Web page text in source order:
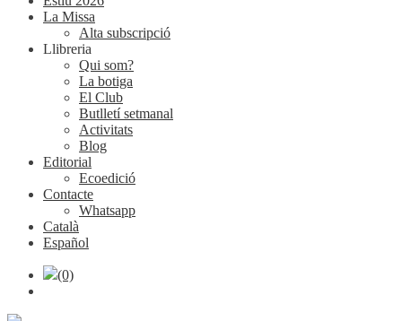
La Missa
Alta subscripció
Llibreria
Qui som?
La botiga
El Club
Butlletí setmanal
Activitats
Blog
Editorial
Ecoedició
Contacte
Whatsapp
Català
Español
(0)